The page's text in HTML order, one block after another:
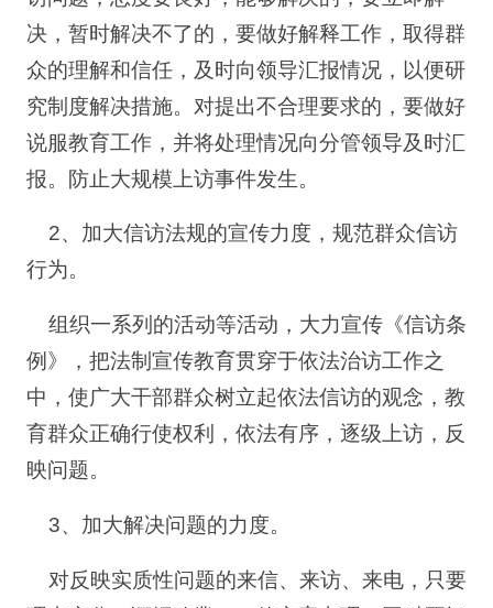
决，暂时解决不了的，要做好解释工作，取得群
众的理解和信任，及时向领导汇报情况，以便研
究制度解决措施。对提出不合理要求的，要做好
说服教育工作，并将处理情况向分管领导及时汇
报。防止大规模上访事件发生。
2、加大信访法规的宣传力度，规范群众信访
行为。
组织一系列的活动等活动，大力宣传《信访条
例》，把法制宣传教育贯穿于依法治访工作之
中，使广大干部群众树立起依法信访的观念，教
育群众正确行使权利，依法有序，逐级上访，反
映问题。
3、加大解决问题的力度。
对反映实质性问题的来信、来访、来电，只要